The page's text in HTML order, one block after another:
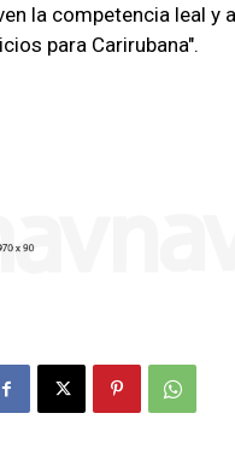
la competencia leal y
para Carirubana".